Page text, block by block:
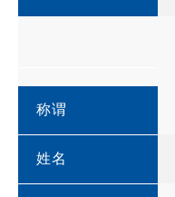
称谓
姓名